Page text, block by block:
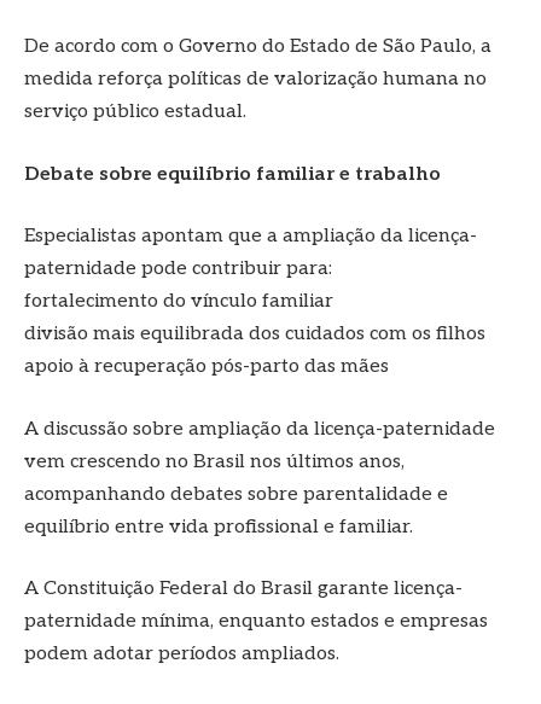
De acordo com o Governo do Estado de São Paulo, a
medida reforça políticas de valorização humana no
serviço público estadual.
Debate sobre equilíbrio familiar e trabalho
Especialistas apontam que a ampliação da licença-
paternidade pode contribuir para:
fortalecimento do vínculo familiar
divisão mais equilibrada dos cuidados com os filhos
apoio à recuperação pós-parto das mães
A discussão sobre ampliação da licença-paternidade
vem crescendo no Brasil nos últimos anos,
acompanhando debates sobre parentalidade e
equilíbrio entre vida profissional e familiar.
A Constituição Federal do Brasil garante licença-
paternidade mínima, enquanto estados e empresas
podem adotar períodos ampliados.